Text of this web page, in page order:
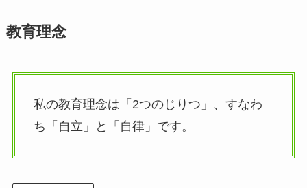
教育理念
私の教育理念は「2つのじりつ」、すなわ
ち「自立」と「自律」です。